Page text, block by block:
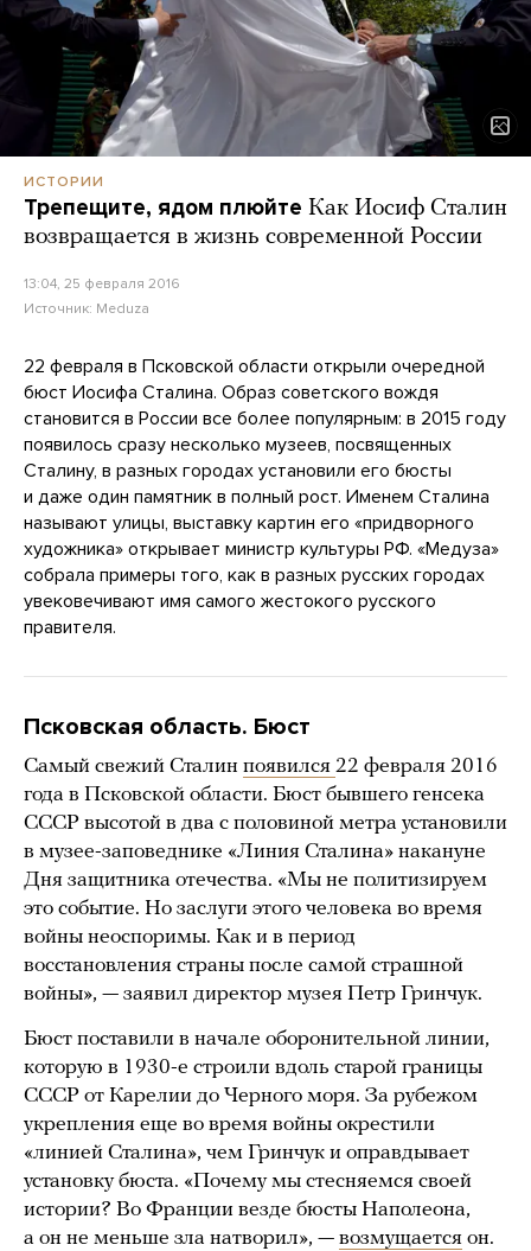
ИСТОРИИ
Трепещите, ядом плюйте Как Иосиф Сталин
возвращается в жизнь современной России
13:04, 25 февраля 2016
Источник: Meduza
22 февраля в Псковской области открыли очередной
бюст Иосифа Сталина. Образ советского вождя
становится в России все более популярным: в 2015 году
появилось сразу несколько музеев, посвященных
Сталину, в разных городах установили его бюсты
и даже один памятник в полный рост. Именем Сталина
называют улицы, выставку картин его «придворного
художника» открывает министр культуры РФ. «Медуза»
собрала примеры того, как в разных русских городах
увековечивают имя самого жестокого русского
правителя.
Псковская область. Бюст
Самый свежий Сталин появился 22 февраля 2016
года в Псковской области. Бюст бывшего генсека
СССР высотой в два с половиной метра установили
в музее-заповеднике «Линия Сталина» накануне
Дня защитника отечества. «Мы не политизируем
это событие. Но заслуги этого человека во время
войны неоспоримы. Как и в период
восстановления страны после самой страшной
войны», — заявил директор музея Петр Гринчук.
Бюст поставили в начале оборонительной линии,
которую в 1930-е строили вдоль старой границы
СССР от Карелии до Черного моря. За рубежом
укрепления еще во время войны окрестили
«линией Сталина», чем Гринчук и оправдывает
установку бюста. «Почему мы стесняемся своей
истории? Во Франции везде бюсты Наполеона,
а он не меньше зла натворил», — возмущается он.